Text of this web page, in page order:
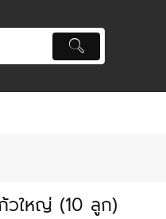
วใหญ่ (10 ลูก)